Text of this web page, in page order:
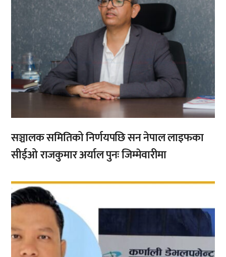
सञ्चालक समितिको निर्णयपछि सन नेपाल लाइफका
सीईओ राजकुमार अर्याल पुनः जिम्मेवारीमा
,